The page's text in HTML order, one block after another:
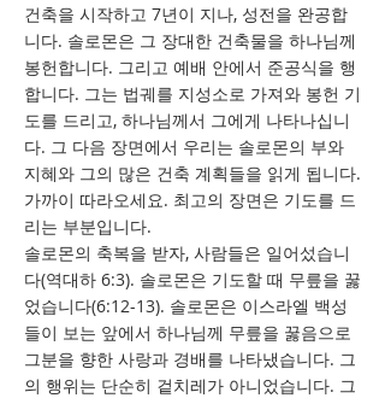
건축을 시작하고 7년이 지나, 성전을 완공합
니다. 솔로몬은 그 장대한 건축물을 하나님께
봉헌합니다. 그리고 예배 안에서 준공식을 행
합니다. 그는 법궤를 지성소로 가져와 봉헌 기
도를 드리고, 하나님께서 그에게 나타나십니
다. 그 다음 장면에서 우리는 솔로몬의 부와
지혜와 그의 많은 건축 계획들을 읽게 됩니다.
가까이 따라오세요. 최고의 장면은 기도를 드
리는 부분입니다.
솔로몬의 축복을 받자, 사람들은 일어섰습니
다(역대하 6:3). 솔로몬은 기도할 때 무릎을 꿇
었습니다(6:12-13). 솔로몬은 이스라엘 백성
들이 보는 앞에서 하나님께 무릎을 꿇음으로
그분을 향한 사랑과 경배를 나타냈습니다. 그
의 행위는 단순히 겉치레가 아니었습니다. 그